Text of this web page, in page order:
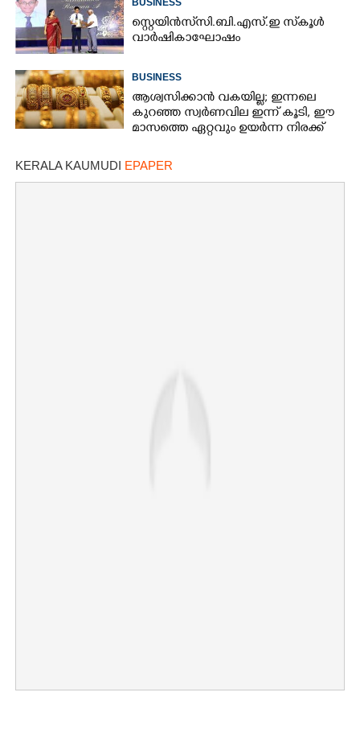
സ്റ്റെയിൻസ് സി.ബി.എസ്.ഇ സ്‌കൂൾ
വാർഷികാഘോഷം
BUSINESS
ആശ്വസിക്കാൻ വകയില്ല; ഇന്നലെ
കുറഞ്ഞ സ്വർണവില ഇന്ന് കൂടി, ഈ
മാസത്തെ ഏറ്റവും ഉയർന്ന നിരക്ക്
KERALA KAUMUDI EPAPER